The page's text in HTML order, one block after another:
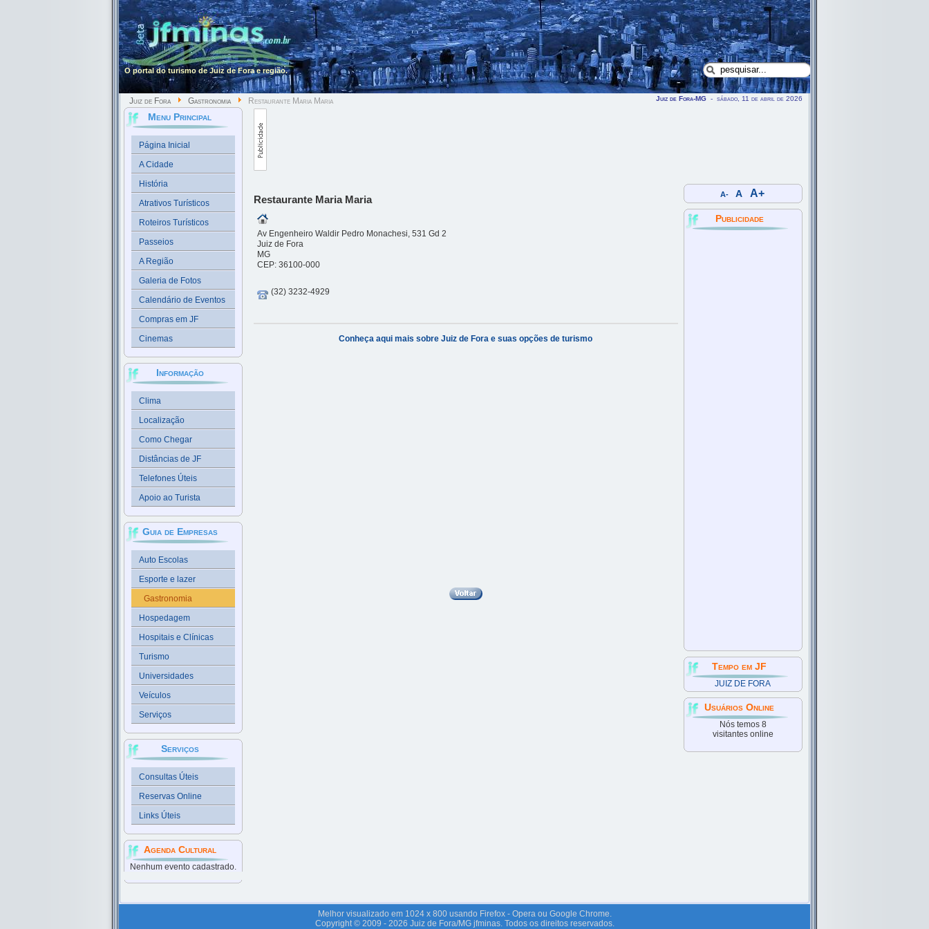
O portal do turismo de Juiz de Fora e região.
Juiz de Fora Gastronomia Restaurante Maria Maria Juiz de Fora-MG - sábado, 11 de abril de 2026
Menu Principal
Página Inicial
A Cidade
História
Atrativos Turísticos
Roteiros Turísticos
Passeios
A Região
Galeria de Fotos
Calendário de Eventos
Compras em JF
Cinemas
Informação
Clima
Localização
Como Chegar
Distâncias de JF
Telefones Úteis
Apoio ao Turista
Guia de Empresas
Auto Escolas
Esporte e lazer
Gastronomia
Hospedagem
Hospitais e Clínicas
Turismo
Universidades
Veículos
Serviços
Serviços
Consultas Úteis
Reservas Online
Links Úteis
Agenda Cultural
Nenhum evento cadastrado.
Restaurante Maria Maria
Av Engenheiro Waldir Pedro Monachesi, 531 Gd 2
Juiz de Fora
MG
CEP: 36100-000
(32) 3232-4929
Conheça aqui mais sobre Juiz de Fora e suas opções de turismo
A- A A+
Publicidade
Tempo em JF
JUIZ DE FORA
Usuários Online
Nós temos 8
visitantes online
Melhor visualizado em 1024 x 800 usando Firefox - Opera ou Google Chrome.
Copyright © 2009 - 2026 Juiz de Fora/MG jfminas. Todos os direitos reservados.